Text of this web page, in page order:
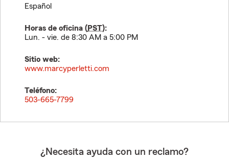
Español
Horas de oficina (PST):
Lun. - vie. de 8:30 AM a 5:00 PM
Sitio web:
www.marcyperletti.com
Teléfono:
503-665-7799
¿Necesita ayuda con un reclamo?